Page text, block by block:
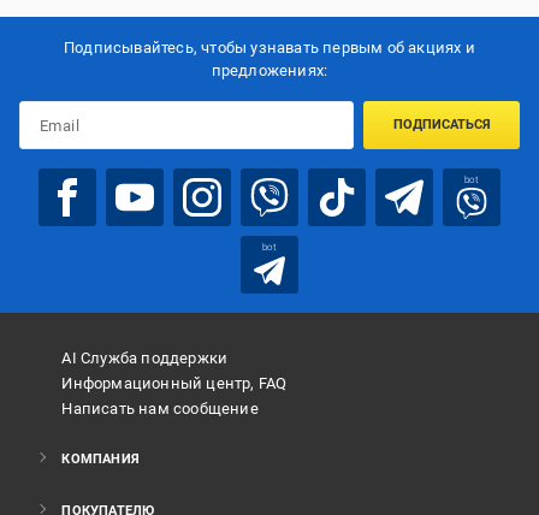
Подписывайтесь, чтобы узнавать первым об акцияx и
предложениях:
ПОДПИСАТЬСЯ
bot
bot
AI Служба поддержки
Информационный центр, FAQ
Написать нам сообщение
КОМПАНИЯ
ПОКУПАТЕЛЮ